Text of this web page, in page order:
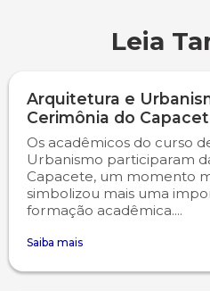
Leia
Arquitetura e
Cerimônia do
Os acadêmicos do curso
Urbanismo participaram
Capacete, um momento
simbolizou mais uma
formação acadêmica....
Saiba mais